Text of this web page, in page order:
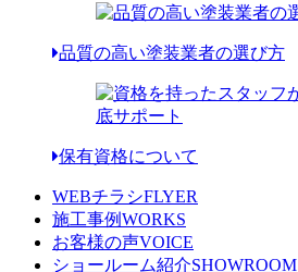
品質の高い塗装業者の選び方
保有資格について
WEBチラシFLYER
施工事例WORKS
お客様の声VOICE
ショールーム紹介SHOWROOM